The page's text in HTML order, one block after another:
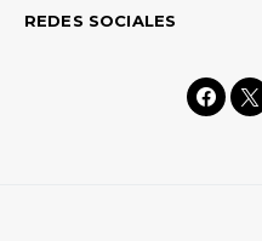
REDES SOCIALES